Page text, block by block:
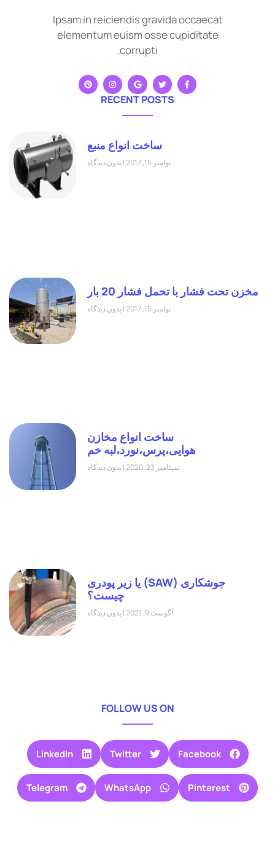
Ipsam in reiciendis gravida occaecat
elementum euism osse cupiditate
corrupti.
RECENT POSTS
ساخت انواع منبع
نوامبر 15, 2017 بدون دیدگاه
مخزن تحت فشار با تحمل فشار 20 بار
نوامبر 15, 2017 بدون دیدگاه
ساخت انواع مخازن
هوایی،پرس،نورد،لبه خم
سپتامبر 23, 2020 بدون دیدگاه
جوشکاری (SAW) یا زیر پودری
چیست؟
آگوست 9, 2021 بدون دیدگاه
FOLLOW US ON
Facebook
Twitter
LinkedIn
Pinterest
WhatsApp
Telegram